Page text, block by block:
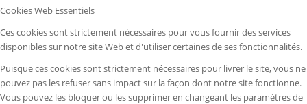
Cookies Web Essentiels
Ces cookies sont strictement nécessaires pour vous fournir des services
disponibles sur notre site Web et d'utiliser certaines de ses fonctionnalités.
Puisque ces cookies sont strictement nécessaires pour livrer le site, vous ne
pouvez pas les refuser sans impact sur la façon dont notre site fonctionne.
Vous pouvez les bloquer ou les supprimer en changeant les paramètres de